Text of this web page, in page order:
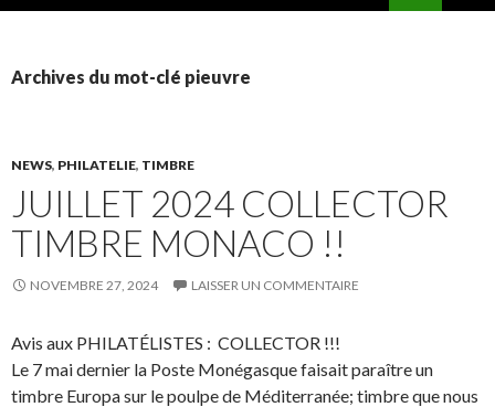
Archives du mot-clé pieuvre
NEWS, PHILATELIE, TIMBRE
JUILLET 2024 COLLECTOR
TIMBRE MONACO !!
NOVEMBRE 27, 2024 LAISSER UN COMMENTAIRE
Avis aux PHILATÉLISTES : COLLECTOR !!!
Le 7 mai dernier la Poste Monégasque faisait paraître un
timbre Europa sur le poulpe de Méditerranée; timbre que nous